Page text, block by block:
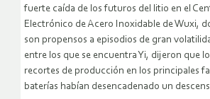
fuerte caída de los futuros del litio en el
Electrónico de Acero Inoxidable de Wuxi,
son propensos a episodios de gran
entre los que se encuentra Yi, dijeron que
recortes de producción en los principales
baterías habían desencadenado un